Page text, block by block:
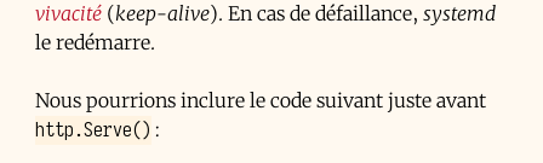
vivacité(keep-alive). En cas de défaillance, systemd
le redémarre.
Nous pourrions inclure le code suivant juste avant
http.Serve() :